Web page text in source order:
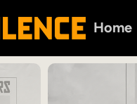
Home